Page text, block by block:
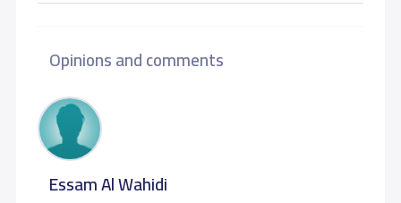
Opinions and comments
Essam Al Wahidi